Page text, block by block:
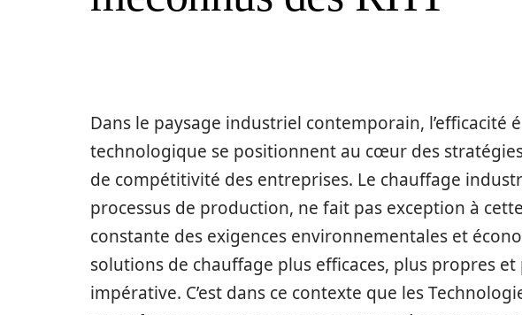
Dans le paysage industriel contemporain, l’efficacité
technologique se positionnent au cœur des
de compétitivité des entreprises. Le chauffage
processus de production, ne fait pas exception à
constante des exigences environnementales et
solutions de chauffage plus efficaces, plus propres
impérative. C’est dans ce contexte que les